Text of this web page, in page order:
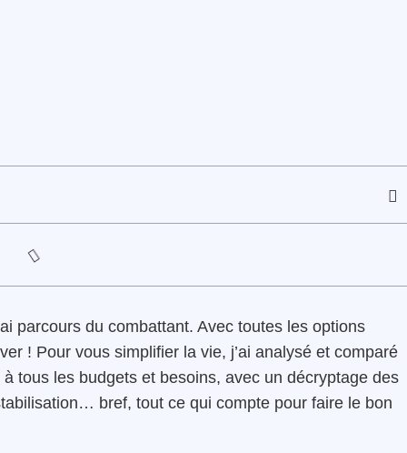
parcours du combattant. Avec toutes les options
! Pour vous simplifier la vie, j’ai analysé et comparé
à tous les budgets et besoins, avec un décryptage des
bref, tout ce qui compte pour faire le bon